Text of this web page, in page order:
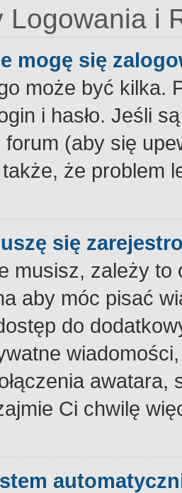
Logowania i
mogę się
może być kilka.
i hasło. Jeśli
(aby się
że problem
się
musisz, zależy
aby móc pisać
do
Ci chwilę